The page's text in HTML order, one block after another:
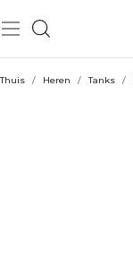
Thuis / Heren / Tanks /